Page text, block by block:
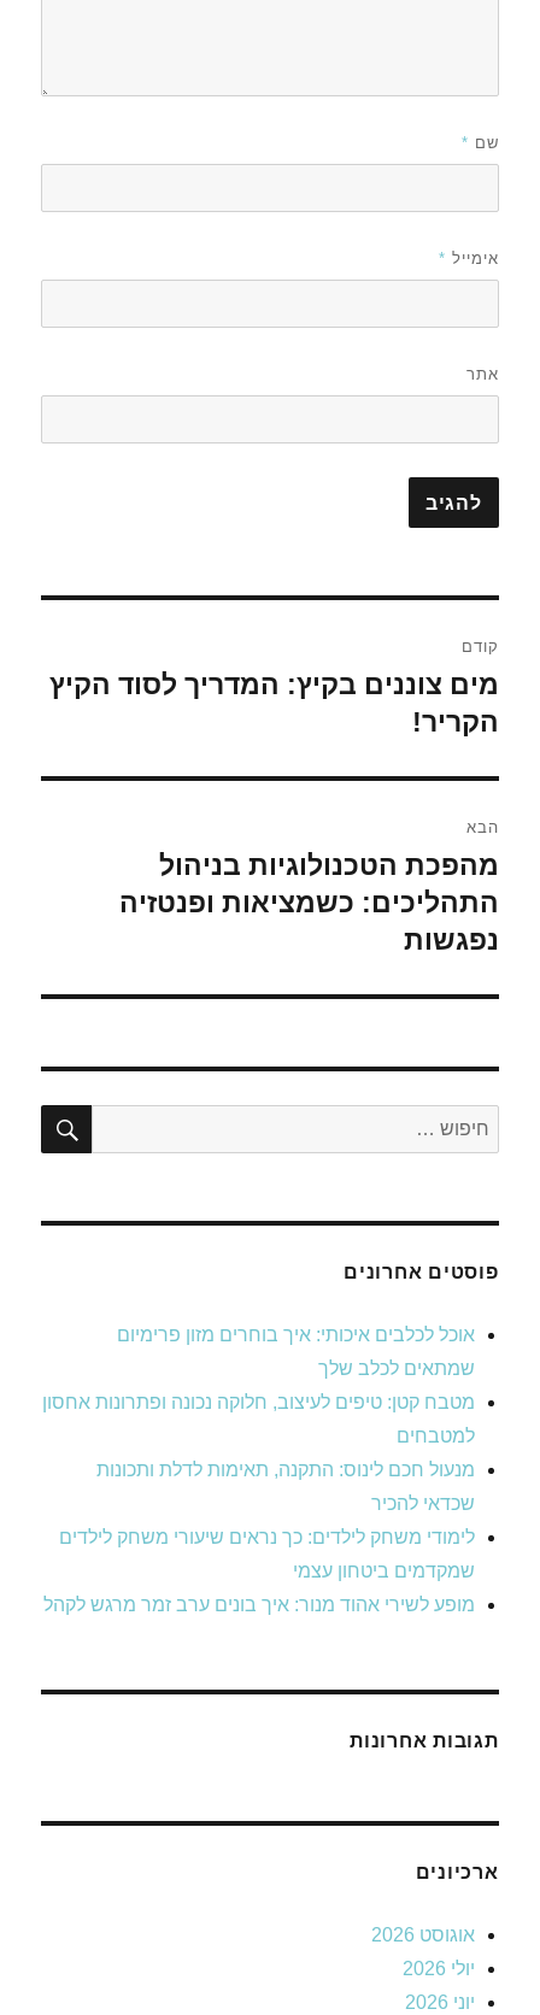
שם *
אימייל *
אתר
קודם
הפוסט
הקודם:
מים צוננים בקיץ: המדריך לסוד הקיץ
הקריר!
הבא
הפוסט
הבא:
מהפכת הטכנולוגיות בניהול
התהליכים: כשמציאות ופנטזיה
נפגשות
חפש:
פוסטים אחרונים
אוכל לכלבים איכותי: איך בוחרים מזון פרימיום
שמתאים לכלב שלך
מטבח קטן: טיפים לעיצוב, חלוקה נכונה ופתרונות אחסון
למטבחים
מנעול חכם לינוס: התקנה, תאימות לדלת ותכונות
שכדאי להכיר
לימודי משחק לילדים: כך נראים שיעורי משחק לילדים
שמקדמים ביטחון עצמי
מופע לשירי אהוד מנור: איך בונים ערב זמר מרגש לקהל
תגובות אחרונות
ארכיונים
אוגוסט 2026
יולי 2026
יוני 2026